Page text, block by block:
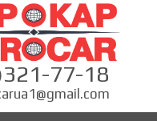
77-18